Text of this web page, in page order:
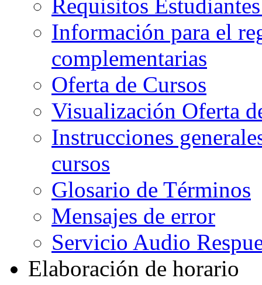
Requisitos
Información para el
complementarias
Oferta de Cursos
Visualización Oferta
Instrucciones
cursos
Glosario de Términos
Mensajes de error
Servicio Audio
Elaboración de horario